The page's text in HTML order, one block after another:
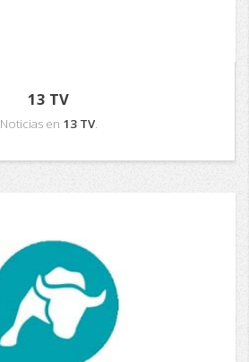
13 TV
Noticias en 13 TV.